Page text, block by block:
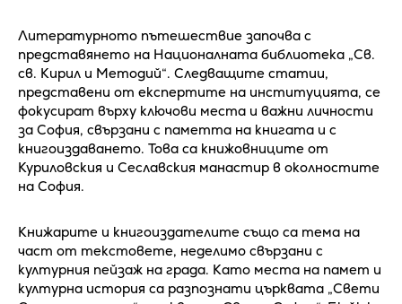
Литературното пътешествие започва с
представянето на Националната библиотека „Св.
св. Кирил и Методий“. Следващите статии,
представени от експертите на институцията, се
фокусират върху ключови места и важни личности
за София, свързани с паметта на книгата и с
книгоиздаването. Това са книжовниците от
Куриловския и Сеславския манастир в околностите
на София.
Книжарите и книгоиздателите също са тема на
част от текстовете, неделимо свързани с
културния пейзаж на града. Като места на памет и
културна история са разпознати църквата „Свети